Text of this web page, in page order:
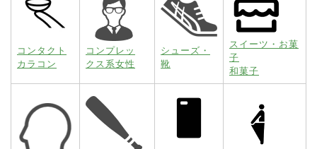
コンタクト
カラコン
コンプレッ
クス系女性
シューズ・
靴
スイーツ・お菓
子
和菓子